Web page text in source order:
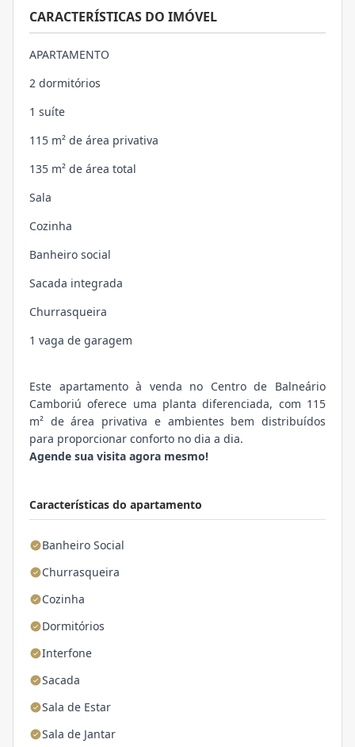
Características do apartamento
Banheiro Social
Churrasqueira
Cozinha
Dormitórios
Interfone
Sacada
Sala de Estar
Sala de Jantar
CARACTERÍSTICAS DO IMÓVEL
APARTAMENTO
2 dormitórios
1 suíte
115 m² de área privativa
135 m² de área total
Sala
Cozinha
Banheiro social
Sacada integrada
Churrasqueira
1 vaga de garagem
Este apartamento à venda no Centro de Balneário
Camboriú oferece uma planta diferenciada, com 115
m² de área privativa e ambientes bem distribuídos
para proporcionar conforto no dia a dia.
Agende sua visita agora mesmo!